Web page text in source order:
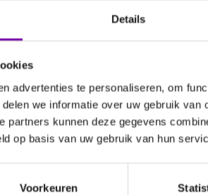
Details
advertenties te personaliseren, om
we informatie over uw gebruik
partners kunnen deze gegevens
op basis van uw gebruik van hun
Voorkeuren
DCXP-8
schroef aansluiting